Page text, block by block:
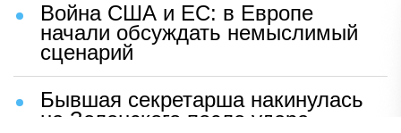
Война США и ЕС: в Европе
начали обсуждать немыслимый
сценарий
Бывшая секретарша накинулась
на Зеленского после удара